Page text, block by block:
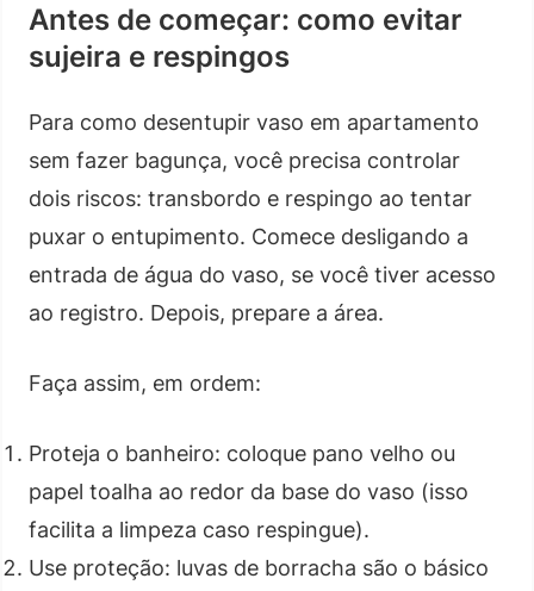
Antes de começar: como evitar
sujeira e respingos
Para como desentupir vaso em apartamento
sem fazer bagunça, você precisa controlar
dois riscos: transbordo e respingo ao tentar
puxar o entupimento. Comece desligando a
entrada de água do vaso, se você tiver acesso
ao registro. Depois, prepare a área.
Faça assim, em ordem:
Proteja o banheiro: coloque pano velho ou
papel toalha ao redor da base do vaso (isso
facilita a limpeza caso respingue).
Use proteção: luvas de borracha são o básico